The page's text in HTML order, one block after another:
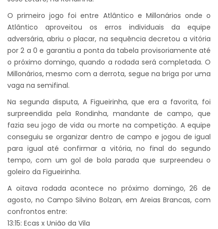
O primeiro jogo foi entre Atlântico e Millonários onde o
Atlântico aproveitou os erros individuais da equipe
adversária, abriu o placar, na sequência decretou a vitória
por 2 a 0 e garantiu a ponta da tabela provisoriamente até
o próximo domingo, quando a rodada será completada. O
Millonários, mesmo com a derrota, segue na briga por uma
vaga na semifinal.
Na segunda disputa, A Figueirinha, que era a favorita, foi
surpreendida pela Rondinha, mandante de campo, que
fazia seu jogo de vida ou morte na competição. A equipe
conseguiu se organizar dentro de campo e jogou de igual
para igual até confirmar a vitória, no final do segundo
tempo, com um gol de bola parada que surpreendeu o
goleiro da Figueirinha.
A oitava rodada acontece no próximo domingo, 26 de
agosto, no Campo Silvino Bolzan, em Areias Brancas, com
confrontos entre:
13:15: Ecas x União da Vila